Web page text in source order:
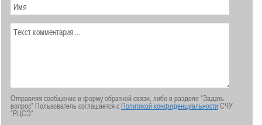
Отправляя сообщение в форму обратной связи, либо в разделе "Задать
вопрос" Пользователь соглашается сПолитикой конфиденциальностиСЧУ
"РЦСЭ"